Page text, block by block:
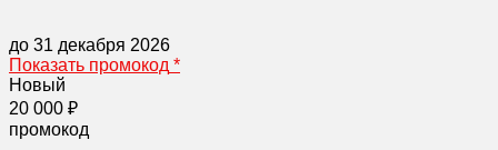
до 31 декабря 2026
Показать промокод *
Новый
20 000 ₽
промокод